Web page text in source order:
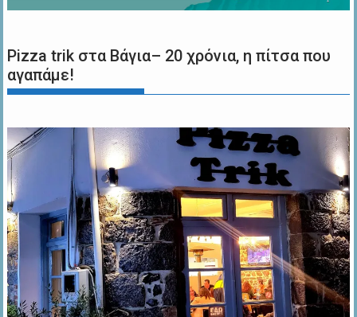
Pizza trik στα Βάγια– 20 χρόνια, η πίτσα που
αγαπάμε!